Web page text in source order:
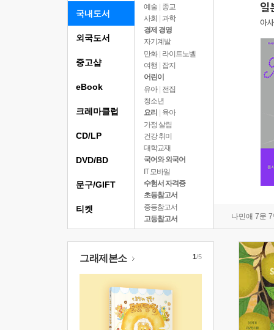
국내도서
예술 | 종교
사회 | 과학
경제 경영
자기계발
만화 | 라이트노벨
여행
잡지
어린이
유아 | 전집
청소년
요리
육아
가정 살림
건강 취미
대학교재
국어와 외국어
IT 모바일
수험서 자격증
초등참고서
중등참고서
고등참고서
나민애 7문
외국도서
중고샵
eBook
크레마클럽
CD/LP
DVD/BD
문구/GIFT
티켓
그래제본소 1/5